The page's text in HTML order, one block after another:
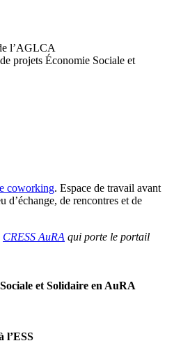
l’AGLCA
projets Économie Sociale et
coworking. Espace de travail avant
d’échange, de rencontres et de
CRESS AuRA qui porte le portail
et Solidaire en AuRA
l’ESS